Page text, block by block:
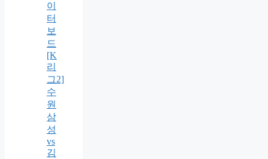
이
터
보
드
[K
리
그2]
수
원
삼
성
vs
김